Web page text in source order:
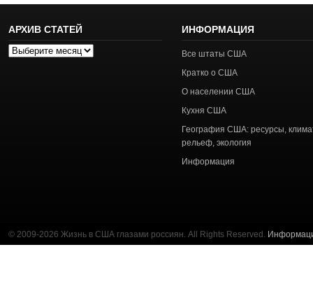
АРХИВ СТАТЕЙ
Архив
ИНФОРМАЦИЯ
Все штаты США
Кратко о США
О населении США
Кухня США
География США: ресурсы,
рельеф, экология
Информация
© 2009-2026 Жизнь в США глазами россиян. All Rights Reserved.